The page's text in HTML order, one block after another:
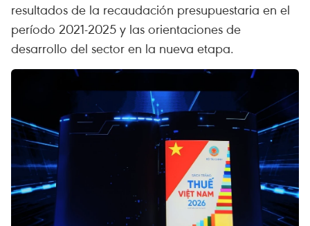
resultados de la recaudación presupuestaria en el
período 2021-2025 y las orientaciones de
desarrollo del sector en la nueva etapa.